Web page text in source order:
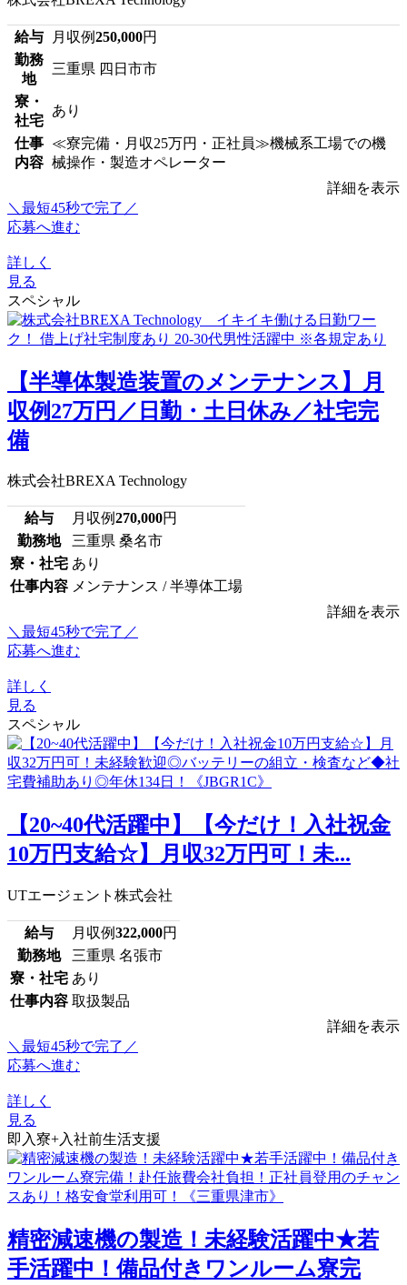
給与 月収例250,000円
勤務
地
三重県 四日市市
寮・
社宅
あり
仕事
内容
≪寮完備・月収25万円・正社員≫機械系工場での機
械操作・製造オペレーター
詳細を表示
＼最短45秒で完了／
応募へ進む
詳しく
見る
スペシャル
【半導体製造装置のメンテナンス】月
収例27万円／日勤・土日休み／社宅完
備
株式会社BREXA Technology
給与 月収例270,000円
勤務地
三重県 桑名市
寮・社宅 あり
仕事内容 メンテナンス / 半導体工場
詳細を表示
＼最短45秒で完了／
応募へ進む
詳しく
見る
スペシャル
【20~40代活躍中】【今だけ！入社祝金
10万円支給☆】月収32万円可！未...
UTエージェント株式会社
給与 月収例322,000円
勤務地
三重県 名張市
寮・社宅 あり
仕事内容 取扱製品
詳細を表示
＼最短45秒で完了／
応募へ進む
詳しく
見る
即入寮+入社前生活支援
精密減速機の製造！未経験活躍中★若
手活躍中！備品付きワンルーム寮完